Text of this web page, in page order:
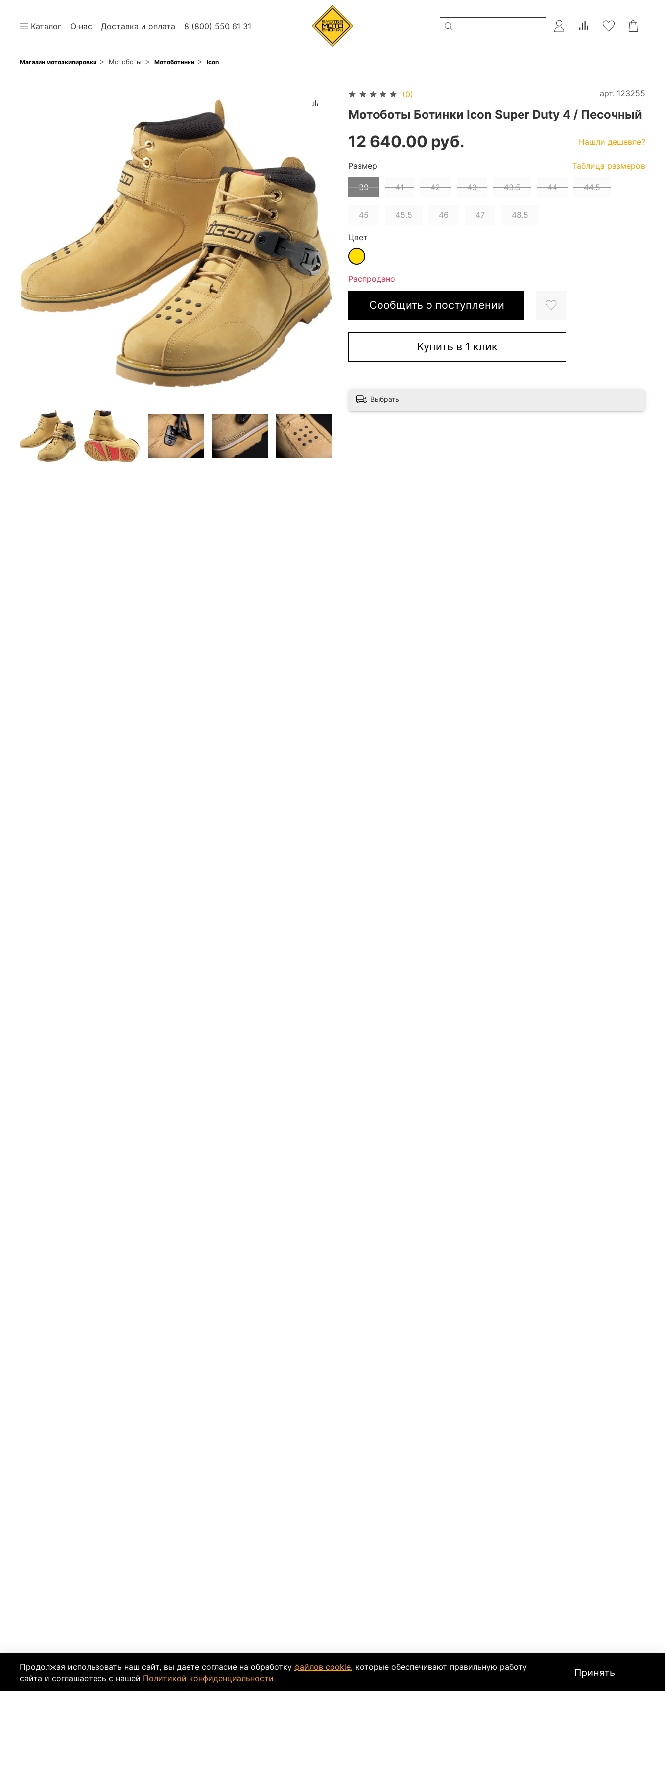
Каталог О нас Доставка и оплата 8 (800) 550 61 31
Магазин мотоэкипировки Мотоботы Мотоботинки Icon
(0) арт. 123255
Мотоботы Ботинки Icon Super Duty 4 / Песочный
12 640.00 руб. Нашли дешевле?
Сообщить о поступлении
Купить в 1 клик
Размер Таблица размеров
39 41 42 43 43.5 44 44.5
45 45.5 46 47 48.5
Цвет
Распродано
Выбрать
Продолжая использовать наш сайт, вы даете согласие на обработку файлов cookie, которые обеспечивают правильную работу
сайта и соглашаетесь с нашей Политикой конфиденциальности Принять